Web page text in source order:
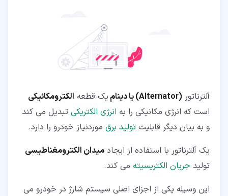
آلترناتور (Alternator) یا دینام یک قطعه الکترومکانیکی
است که انرژی مکانیکی را به انرژی الکتریکی تبدیل می کند
و به بیان دیگر قابلیت تولید برق موردنیاز خودرو را دارد.
یک آلترناتور با استفاده از ایجاد میدان الکترومغناطیسی
تولید جریان الکتریسیته می کند.
این وسیله یکی از اجزای اصلی سیستم شارژ در خودرو می